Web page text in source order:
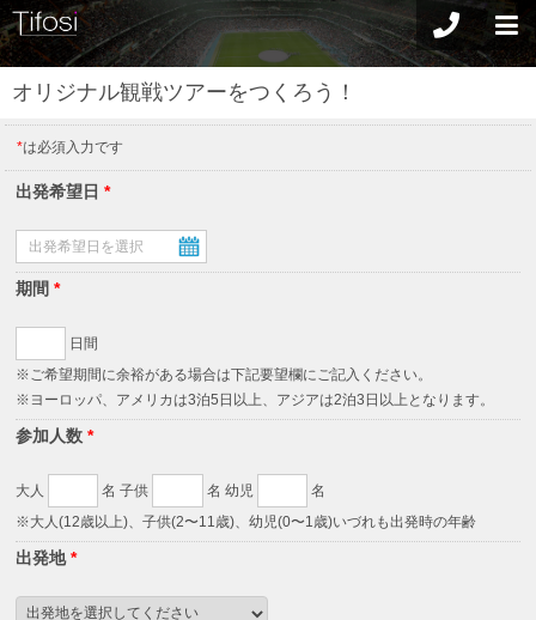
オリジナル観戦ツアーをつくろう！
*は必須入力です
出発希望日*
期間*
日間
※ご希望期間に余裕がある場合は下記要望欄にご記入ください。
※ヨーロッパ、アメリカは3泊5日以上、アジアは2泊3日以上となります。
参加人数*
大人 名 子供 名 幼児
名
※大人(12歳以上)、子供(2〜11歳)、幼児(0〜1歳)いづれも出発時の年齢
出発地*